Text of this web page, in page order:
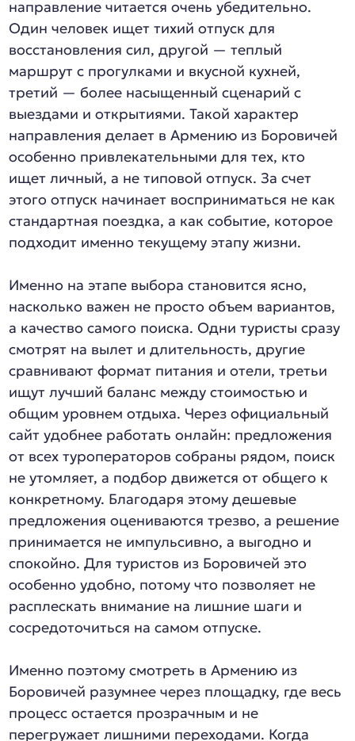
направление читается очень убедительно.
Один человек ищет тихий отпуск для
восстановления сил, другой — теплый
маршрут с прогулками и вкусной кухней,
третий — более насыщенный сценарий с
выездами и открытиями. Такой характер
направления делает в Армению из Боровичей
особенно привлекательными для тех, кто
ищет личный, а не типовой отпуск. За счет
этого отпуск начинает восприниматься не как
стандартная поездка, а как событие, которое
подходит именно текущему этапу жизни.
Именно на этапе выбора становится ясно,
насколько важен не просто объем вариантов,
а качество самого поиска. Одни туристы сразу
смотрят на вылет и длительность, другие
сравнивают формат питания и отели, третьи
ищут лучший баланс между стоимостью и
общим уровнем отдыха. Через официальный
сайт удобнее работать онлайн: предложения
от всех туроператоров собраны рядом, поиск
не утомляет, а подбор движется от общего к
конкретному. Благодаря этому дешевые
предложения оцениваются трезво, а решение
принимается не импульсивно, а выгодно и
спокойно. Для туристов из Боровичей это
особенно удобно, потому что позволяет не
расплескать внимание на лишние шаги и
сосредоточиться на самом отпуске.
Именно поэтому смотреть в Армению из
Боровичей разумнее через площадку, где весь
процесс остается прозрачным и не
перегружает лишними переходами. Когда